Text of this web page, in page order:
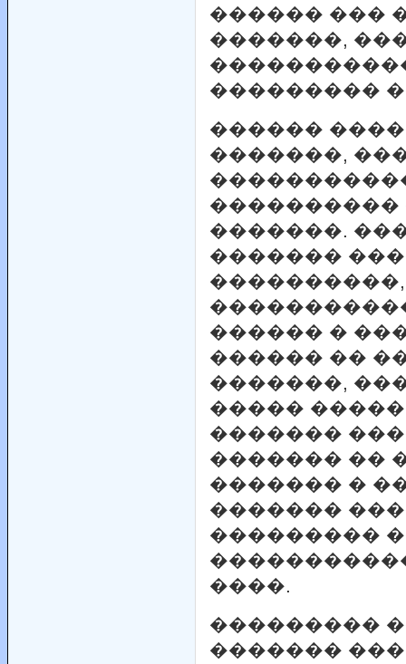
������ ���
�������,
���������
������
�������,
����������
�������.
�������
������ �
������ ��
�������,
�����
�������
������� ��
������� �
�������
���������
����.
���������
�������